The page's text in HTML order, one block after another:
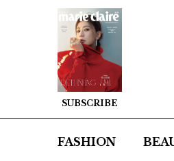
SUBSCRIBE
FASHION